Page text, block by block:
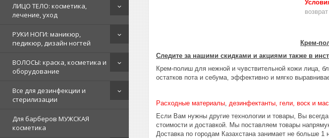
ЛИЦО ТЕЛО: косметика,
лечение, уход
РУКИ НОГИ: маникюр,
педикюр, дизайн ногтей
ВОЛОСЫ: краска, косметика и
оборудование
Все для дезинфекции и
стерилизации
Для барберов МУЖСКАЯ
косметика
Крем-
Следите за нашими скидками и акциями также в
Крем-полиш для нежной и чувствительной кожи лица,
остатков пота и себума, эффективно и мягко
Расходные материалы дезинфектанты, гели, воск и
Если Вам нужны другие технологии и товары, Вы
стоимости и доставкой. Мы поставляем товары
Доставка по городам Казахстана занимает не больше